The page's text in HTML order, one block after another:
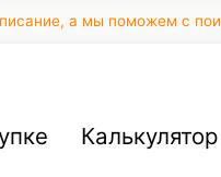
а мы поможем с
Калькулятор